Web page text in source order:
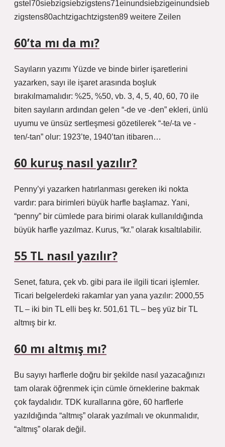
gstel70siebzigsiebzigstens71einundsiebzigeinundsieb
zigstens80achtzigachtzigsten89 weitere Zeilen
60’ta mı da mı?
Sayıların yazımı Yüzde ve binde birler işaretlerini
yazarken, sayı ile işaret arasında boşluk
bırakılmamalıdır: %25, %50, vb. 3, 4, 5, 40, 60, 70 ile
biten sayıların ardından gelen “-de ve -den” ekleri, ünlü
uyumu ve ünsüz sertleşmesi gözetilerek “-te/-ta ve -
ten/-tan” olur: 1923’te, 1940’tan itibaren…
60 kuruş nasıl yazılır?
Penny’yi yazarken hatırlanması gereken iki nokta
vardır: para birimleri büyük harfle başlamaz. Yani,
“penny” bir cümlede para birimi olarak kullanıldığında
büyük harfle yazılmaz. Kurus, “kr.” olarak kısaltılabilir.
55 TL nasıl yazılır?
Senet, fatura, çek vb. gibi para ile ilgili ticari işlemler.
Ticari belgelerdeki rakamlar yan yana yazılır: 2000,55
TL – iki bin TL elli beş kr. 501,61 TL – beş yüz bir TL
altmış bir kr.
60 mı altmış mı?
Bu sayıyı harflerle doğru bir şekilde nasıl yazacağınızı
tam olarak öğrenmek için cümle örneklerine bakmak
çok faydalıdır. TDK kurallarına göre, 60 harflerle
yazıldığında “altmış” olarak yazılmalı ve okunmalıdır,
“altmış” olarak değil.